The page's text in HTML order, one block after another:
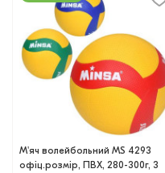
М'яч волейбольний MS 4293
офіц.розмір, ПВХ, 280-300г, 3